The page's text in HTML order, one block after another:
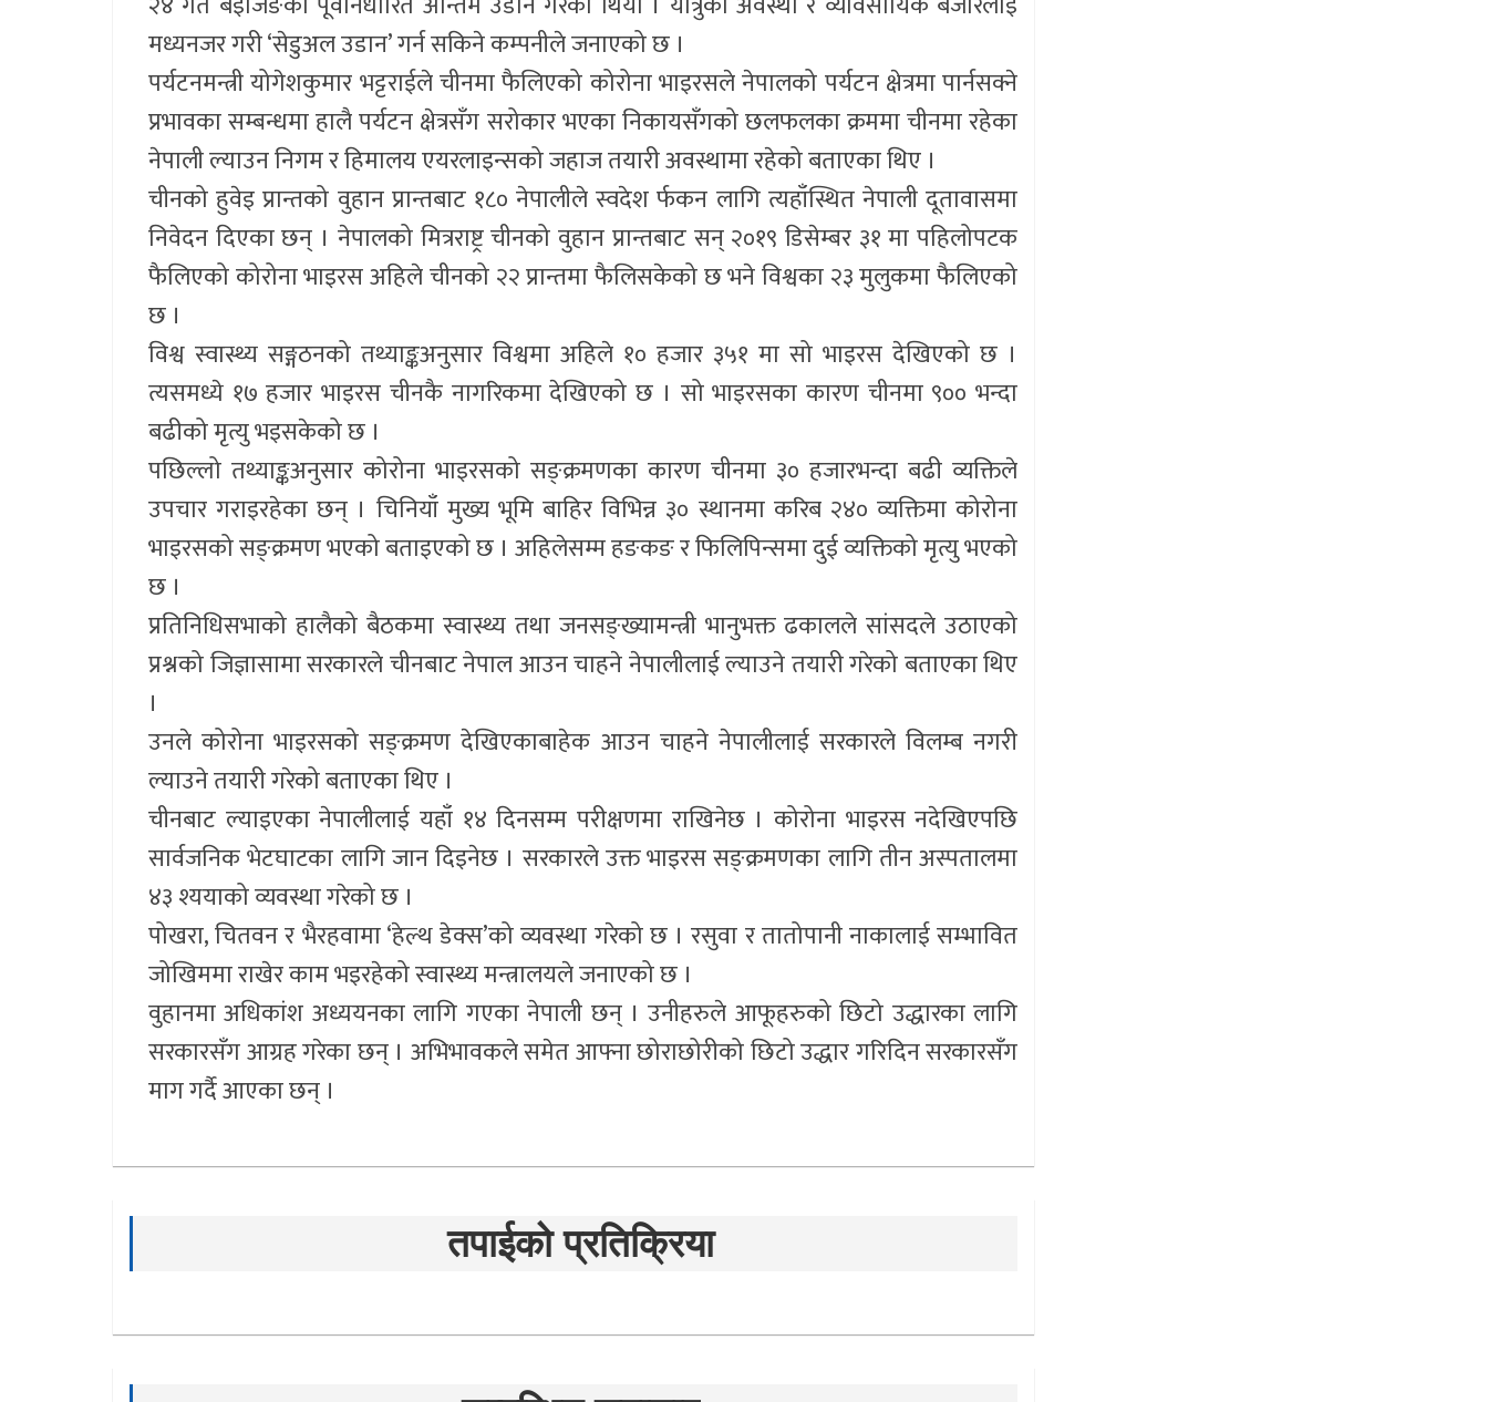
मध्यनजर गरी ‘सेडुअल उडान’ गर्न सकिने कम्पनीले जनाएको छ ।
पर्यटनमन्त्री योगेशकुमार भट्टराईले चीनमा फैलिएको कोरोना भाइरसले नेपालको पर्यटन क्षेत्रमा पार्नसक्ने
प्रभावका सम्बन्धमा हालै पर्यटन क्षेत्रसँग सरोकार भएका निकायसँगको छलफलका क्रममा चीनमा रहेका
नेपाली ल्याउन निगम र हिमालय एयरलाइन्सको जहाज तयारी अवस्थामा रहेको बताएका थिए ।
चीनको हुवेइ प्रान्तको वुहान प्रान्तबाट १८० नेपालीले स्वदेश र्फकन लागि त्यहाँस्थित नेपाली दूतावासमा
निवेदन दिएका छन् । नेपालको मित्रराष्ट्र चीनको वुहान प्रान्तबाट सन् २०१९ डिसेम्बर ३१ मा पहिलोपटक
फैलिएको कोरोना भाइरस अहिले चीनको २२ प्रान्तमा फैलिसकेको छ भने विश्वका २३ मुलुकमा फैलिएको
छ ।
विश्व स्वास्थ्य सङ्गठनको तथ्याङ्कअनुसार विश्वमा अहिले १० हजार ३५१ मा सो भाइरस देखिएको छ ।
त्यसमध्ये १७ हजार भाइरस चीनकै नागरिकमा देखिएको छ । सो भाइरसका कारण चीनमा ९०० भन्दा
बढीको मृत्यु भइसकेको छ ।
पछिल्लो तथ्याङ्कअनुसार कोरोना भाइरसको सङ्क्रमणका कारण चीनमा ३० हजारभन्दा बढी व्यक्तिले
उपचार गराइरहेका छन् । चिनियाँ मुख्य भूमि बाहिर विभिन्न ३० स्थानमा करिब २४० व्यक्तिमा कोरोना
भाइरसको सङ्क्रमण भएको बताइएको छ । अहिलेसम्म हङकङ र फिलिपिन्समा दुई व्यक्तिको मृत्यु भएको
छ ।
प्रतिनिधिसभाको हालैको बैठकमा स्वास्थ्य तथा जनसङ्ख्यामन्त्री भानुभक्त ढकालले सांसदले उठाएको
प्रश्नको जिज्ञासामा सरकारले चीनबाट नेपाल आउन चाहने नेपालीलाई ल्याउने तयारी गरेको बताएका थिए
।
उनले कोरोना भाइरसको सङ्क्रमण देखिएकाबाहेक आउन चाहने नेपालीलाई सरकारले विलम्ब नगरी
ल्याउने तयारी गरेको बताएका थिए ।
चीनबाट ल्याइएका नेपालीलाई यहाँ १४ दिनसम्म परीक्षणमा राखिनेछ । कोरोना भाइरस नदेखिएपछि
सार्वजनिक भेटघाटका लागि जान दिइनेछ । सरकारले उक्त भाइरस सङ्क्रमणका लागि तीन अस्पतालमा
४३ श्ययाको व्यवस्था गरेको छ ।
पोखरा, चितवन र भैरहवामा ‘हेल्थ डेक्स’को व्यवस्था गरेको छ । रसुवा र तातोपानी नाकालाई सम्भावित
जोखिममा राखेर काम भइरहेको स्वास्थ्य मन्त्रालयले जनाएको छ ।
वुहानमा अधिकांश अध्ययनका लागि गएका नेपाली छन् । उनीहरुले आफूहरुको छिटो उद्धारका लागि
सरकारसँग आग्रह गरेका छन् । अभिभावकले समेत आफ्ना छोराछोरीको छिटो उद्धार गरिदिन सरकारसँग
माग गर्दै आएका छन् ।
तपाईको प्रतिक्रिया